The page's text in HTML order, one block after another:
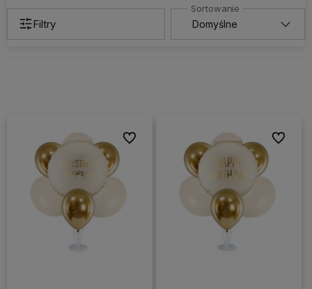
Filtry
Do ulubionych Do